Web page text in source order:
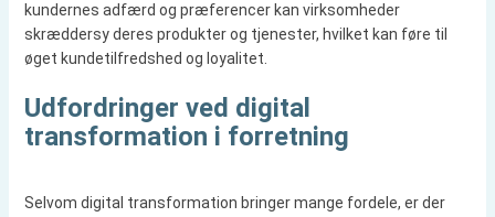
kundernes adfærd og præferencer kan virksomheder
skræddersy deres produkter og tjenester, hvilket kan føre til
øget kundetilfredshed og loyalitet.
Udfordringer ved digital
transformation i forretning
Selvom digital transformation bringer mange fordele, er der